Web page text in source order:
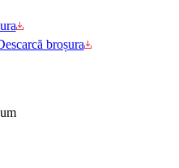
broșura